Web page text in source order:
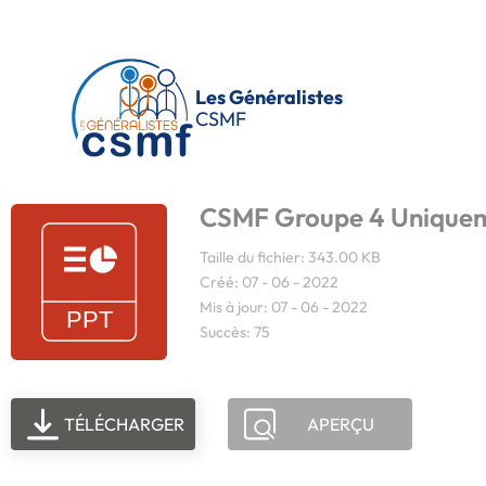
Les Généralistes
CSMF
CSMF Groupe 4
Taille du fichier: 343.00 KB
Créé: 07 - 06 - 2022
Mis à jour: 07 - 06 - 2022
Succès: 75
TÉLÉCHARGER APERÇU